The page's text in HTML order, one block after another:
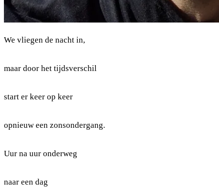
We vliegen de nacht in,
maar door het tijdsverschil
start er keer op keer
opnieuw een zonsondergang.
Uur na uur onderweg
naar een dag